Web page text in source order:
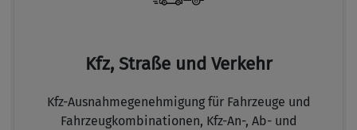
Kfz, Straße und Verkehr
Kfz-Ausnahmegenehmigung für Fahrzeuge und
Fahrzeugkombinationen, Kfz-An-, Ab- und